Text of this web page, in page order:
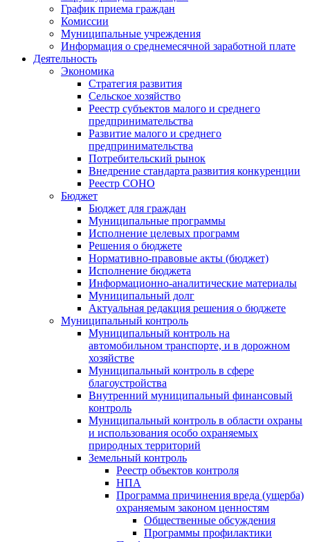
График приема граждан
Комиссии
Муниципальные учреждения
Информация о среднемесячной заработной плате
Деятельность
Экономика
Стратегия развития
Сельское хозяйство
Реестр субъектов малого и среднего
предпринимательства
Развитие малого и среднего
предпринимательства
Потребительский рынок
Внедрение стандарта развития конкуренции
Реестр СОНО
Бюджет
Бюджет для граждан
Муниципальные программы
Исполнение целевых программ
Решения о бюджете
Нормативно-правовые акты (бюджет)
Исполнение бюджета
Информационно-аналитические материалы
Муниципальный долг
Актуальная редакция решения о бюджете
Муниципальный контроль
Муниципальный контроль на
автомобильном транспорте, и в дорожном
хозяйстве
Муниципальный контроль в сфере
благоустройства
Внутренний муниципальный финансовый
контроль
Муниципальный контроль в области охраны
и использования особо охраняемых
природных территорий
Земельный контроль
Реестр объектов контроля
НПА
Программа причинения вреда (ущерба)
охраняемым законом ценностям
Общественные обсуждения
Программы профилактики